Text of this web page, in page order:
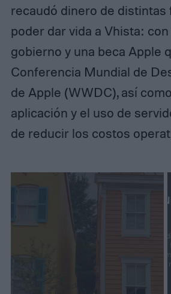
recaudó dinero de distintas
poder dar vida a Vhista:
gobierno y una beca Apple
Conferencia Mundial de
de Apple (WWDC), así
aplicación y el uso de
de reducir los costos